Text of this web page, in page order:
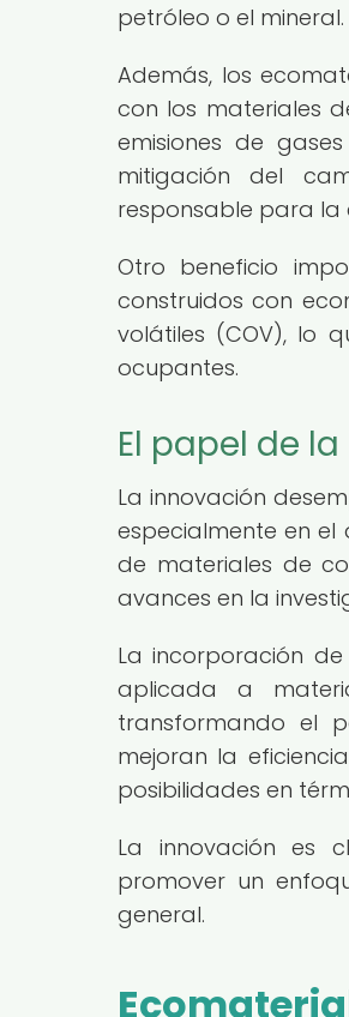
petróleo o el mineral.
Además, los
con los materiales
emisiones de
mitigación del
responsable para la
Otro beneficio
construidos con
volátiles (COV), lo
ocupantes.
El papel de
La innovación
especialmente en
de materiales de
avances en la
La incorporación
aplicada a
transformando el
mejoran la
posibilidades en
La innovación es
promover un
general.